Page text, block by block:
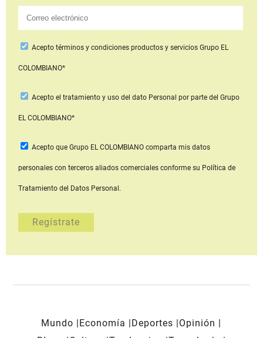
Aceptotérminos y condiciones productos y serviciosGrupo EL
COLOMBIANO*
Acepto el tratamiento y uso del dato Personal por parte del Grupo
EL COLOMBIANO*
Acepto que Grupo EL COLOMBIANOcomparta mis datos
personales con terceros aliados comerciales conforme su Política de
Tratamiento del Datos Personal.
Mundo Economía Deportes
Opinión